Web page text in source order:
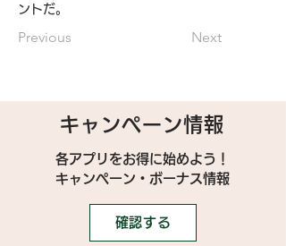
ントだ。
Previous Next
キャンペーン情報
各アプリをお得に始めよう！
キャンペーン・ボーナス情報
確認する